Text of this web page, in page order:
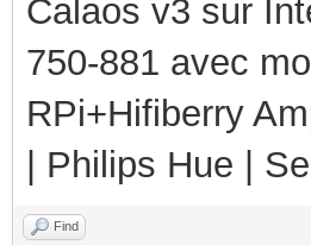
Calaos v3 sur
750-881 avec
RPi+Hifiberry
| Philips Hue |
Find